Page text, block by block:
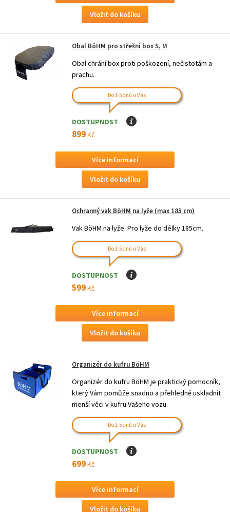
Obal BöHM pro střešní box S, M
Obal chrání box proti poškození, nečistotám a
prachu.
Do 1-5 dnů u Vás
DOSTUPNOST I
899Kč
Více informací
Ochranný vak BöHM na lyže (max 185 cm)
Vak BöHM na lyže. Pro lyže do délky 185cm.
Do 1-5 dnů u Vás
DOSTUPNOST I
599Kč
Více informací
Organizér do kufru BöHM
Organizér do kufru BöHM je praktický pomocník,
který Vám pomůže snadno a přehledně uskladnit
menší věci v kufru Vašeho vozu.
Do 1-5 dnů u Vás
DOSTUPNOST I
699Kč
Více informací